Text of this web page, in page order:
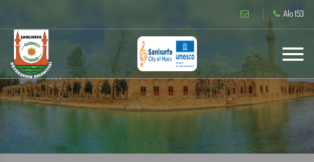
Alo 153